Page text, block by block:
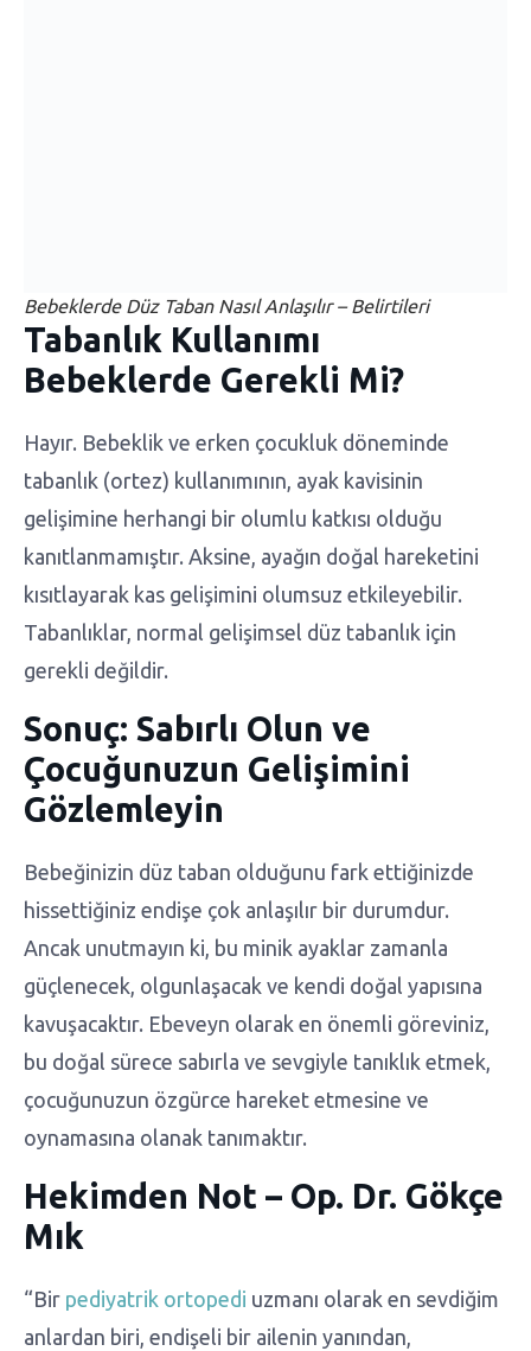
Bebeklerde Düz Taban Nasıl Anlaşılır – Belirtileri
Tabanlık Kullanımı
Bebeklerde Gerekli Mi?
Hayır. Bebeklik ve erken çocukluk döneminde
tabanlık (ortez) kullanımının, ayak kavisinin
gelişimine herhangi bir olumlu katkısı olduğu
kanıtlanmamıştır. Aksine, ayağın doğal hareketini
kısıtlayarak kas gelişimini olumsuz etkileyebilir.
Tabanlıklar, normal gelişimsel düz tabanlık için
gerekli değildir.
Sonuç: Sabırlı Olun ve
Çocuğunuzun Gelişimini
Gözlemleyin
Bebeğinizin düz taban olduğunu fark ettiğinizde
hissettiğiniz endişe çok anlaşılır bir durumdur.
Ancak unutmayın ki, bu minik ayaklar zamanla
güçlenecek, olgunlaşacak ve kendi doğal yapısına
kavuşacaktır. Ebeveyn olarak en önemli göreviniz,
bu doğal sürece sabırla ve sevgiyle tanıklık etmek,
çocuğunuzun özgürce hareket etmesine ve
oynamasına olanak tanımaktır.
Hekimden Not – Op. Dr. Gökçe
Mık
“Bir pediyatrik ortopedi uzmanı olarak en sevdiğim
anlardan biri, endişeli bir ailenin yanından,